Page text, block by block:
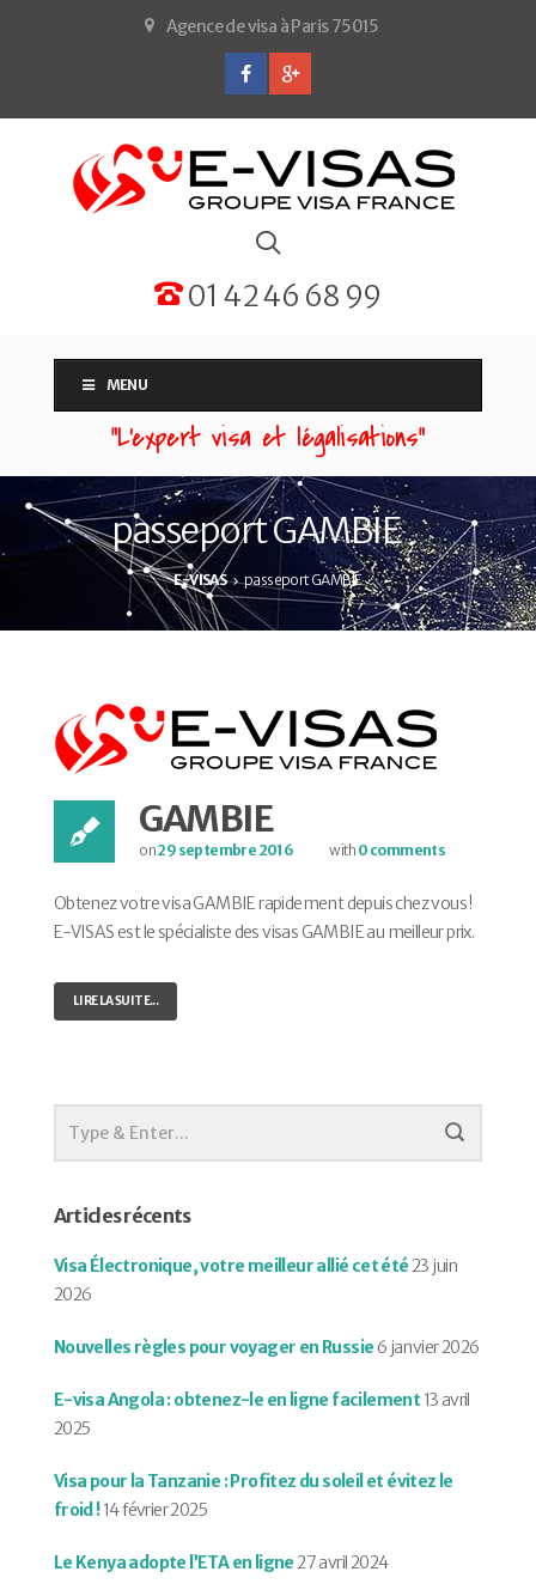
Agence de visa à Paris 75015
01 42 46 68 99
MENU
“L'expert visa et légalisations”
passeport GAMBIE
E-VISAS passeport GAMBIE
GAMBIE
on29 septembre 2016 with 0 comments
Obtenez votre visa GAMBIE rapidement depuis chez vous !
E-VISAS est le spécialiste des visas GAMBIE au meilleur prix.
LIRE LA SUITE...
Articles récents
Visa Électronique, votre meilleur allié cet été23 juin
2026
Nouvelles règles pour voyager en Russie 6 janvier 2026
E-visa Angola : obtenez-le en ligne facilement 13 avril
2025
Visa pour la Tanzanie : Profitez du soleil et évitez le
froid !14 février 2025
Le Kenya adopte l’ETA en ligne27 avril 2024